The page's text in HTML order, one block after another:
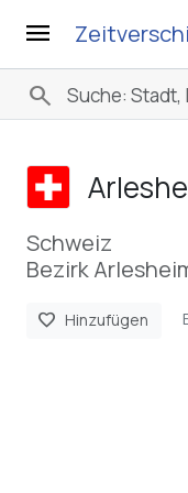
menu
search
Schweiz
Bezirk
favorite Hinzufügen